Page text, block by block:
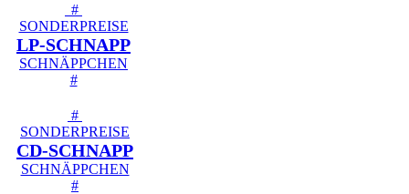
#
SONDERPREISE
LP-SCHNAPP
SCHNÄPPCHEN
#
#
SONDERPREISE
CD-SCHNAPP
SCHNÄPPCHEN
#